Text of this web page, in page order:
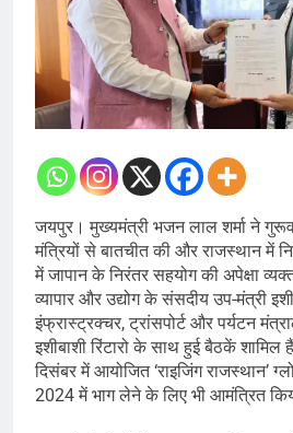
जयपुर। मुख्यमंत्री भजन लाल शर्मा ने
मंत्रियों से बातचीत की और राजस्थान में
में जापान के निरंतर सहयोग की अपेक्षा
व्यापार और उद्योग के संसदीय उप-मंत्री
इंफ्रास्ट्रक्चर, ट्रांसपोर्ट और पर्यटन
इशीबाशी रिंटारो के साथ हुई बैठकें शामिल
दिसंबर में आयोजित ‘राइजिंग राजस्थान’
2024 में भाग लेने के लिए भी आमंत्रित